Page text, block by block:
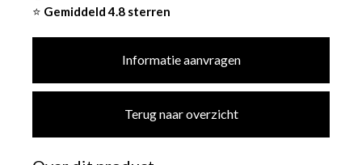
⭐ Gemiddeld 4.8 sterren
Informatie aanvragen
Terug naar overzicht